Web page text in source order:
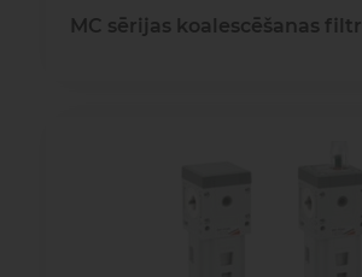
MC sērijas koalescēšanas filtri